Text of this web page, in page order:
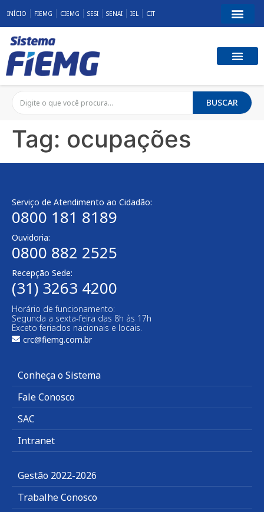
INÍCIO FIEMG CIEMG SESI SENAI IEL CIT
BUSCAR
Tag: ocupações
Serviço de Atendimento ao Cidadão:
0800 181 8189
Ouvidoria:
0800 882 2525​
Recepção Sede:
(31) 3263 4200
Horário de funcionamento:
Segunda a sexta-feira das 8h às 17h
Exceto feriados nacionais e locais.
crc@fiemg.com.br
Conheça o Sistema
Fale Conosco
SAC
Intranet
Gestão 2022-2026
Trabalhe Conosco